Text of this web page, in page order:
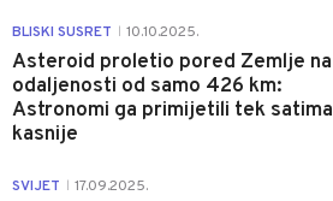
BLISKI SUSRET 10.10.2025.
Asteroid proletio pored Zemlje na
odaljenosti od samo 426 km:
Astronomi ga primijetili tek satima
kasnije
SVIJET 17.09.2025.